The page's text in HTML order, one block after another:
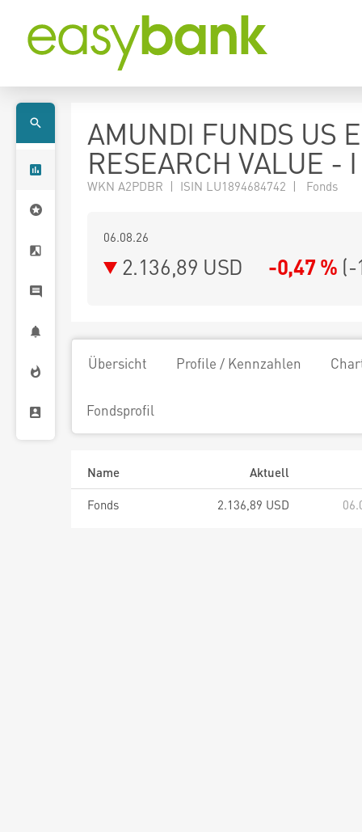
AMUNDI FUNDS US
RESEARCH VALUE -
WKN A2PDBR | ISIN LU1894684742 | Fonds
06.08.26
2.136,89 USD -0,47 % (-
Übersicht Profile / Kennzahlen
Fondsprofil
Name
Aktuell
Fonds
2.136,89 USD